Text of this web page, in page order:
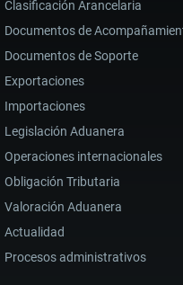
Clasificación Arancelaria
Documentos de
Documentos de Soporte
Exportaciones
Importaciones
Legislación Aduanera
Operaciones internacionales
Obligación Tributaria
Valoración Aduanera
Actualidad
Procesos administrativos